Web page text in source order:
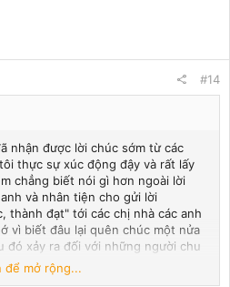
#14
nhận được lời chúc sớm từ các
thực sự xúc động đậy và rất lấy
chẳng biết nói gì hơn ngoài lời
và nhân tiện cho gửi lời
thành đạt" tới các chị nhà các anh
vì biết đâu lại quên chúc một nửa
đó xảy ra đối với những người chu
chuẩn để tham gia không? Tuy
để mở rộng...